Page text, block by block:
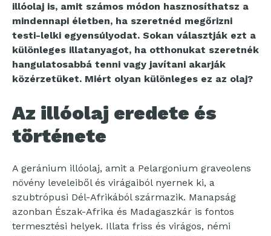
illóolaj is, amit számos módon hasznosíthatsz a
mindennapi életben, ha szeretnéd megőrizni
testi-lelki egyensúlyodat. Sokan választják ezt a
különleges illatanyagot, ha otthonukat szeretnék
hangulatosabbá tenni vagy javítani akarják
közérzetüket. Miért olyan különleges ez az olaj?
Az illóolaj eredete és
története
A geránium illóolaj, amit a Pelargonium graveolens
növény leveleiből és virágaiból nyernek ki, a
szubtrópusi Dél-Afrikából származik. Manapság
azonban Észak-Afrika és Madagaszkár is fontos
termesztési helyek. Illata friss és virágos, némi